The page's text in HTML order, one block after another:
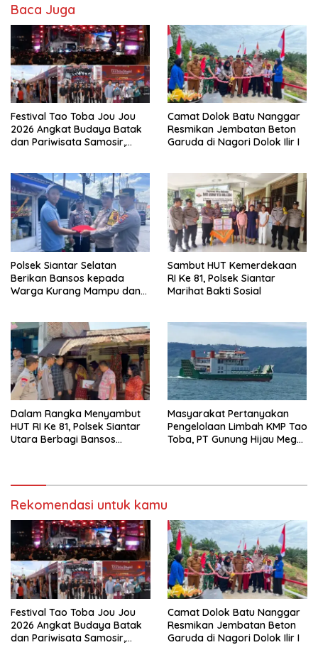
Baca Juga
Festival Tao Toba Jou Jou
2026 Angkat Budaya Batak
dan Pariwisata Samosir,
Camat Dolok Batu Nanggar
Resmikan Jembatan Beton
Garuda di Nagori Dolok Ilir I
Polsek Siantar Selatan
Berikan Bansos kepada
Warga Kurang Mampu dan
Sambut HUT Kemerdekaan
RI Ke 81, Polsek Siantar
Marihat Bakti Sosial
Dalam Rangka Menyambut
HUT RI Ke 81, Polsek Siantar
Utara Berbagi Bansos
Masyarakat Pertanyakan
Pengelolaan Limbah KMP Tao
Toba, PT Gunung Hijau Mega
Rekomendasi untuk kamu
Festival Tao Toba Jou Jou
2026 Angkat Budaya Batak
dan Pariwisata Samosir,
Camat Dolok Batu Nanggar
Resmikan Jembatan Beton
Garuda di Nagori Dolok Ilir I